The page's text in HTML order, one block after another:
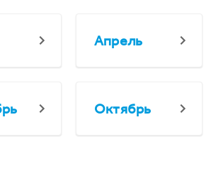
Апрель
Октябрь